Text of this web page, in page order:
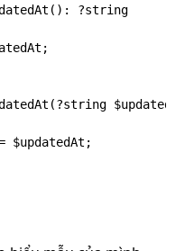
?string
$updatedAt;